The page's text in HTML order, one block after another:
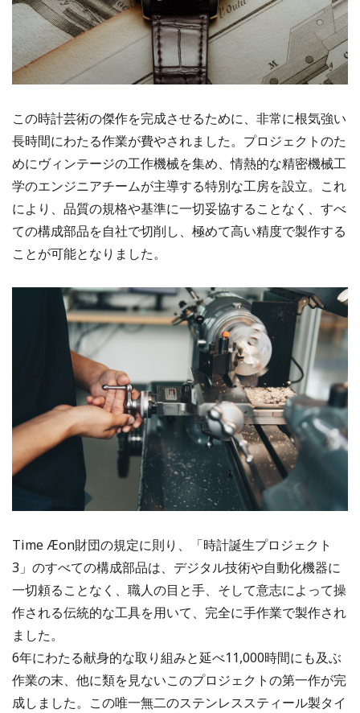
この時計芸術の傑作を完成させるために、非常に根気強い
長時間にわたる作業が費やされました。プロジェクトのた
めにヴィンテージの工作機械を集め、情熱的な精密機械工
学のエンジニアチームが主導する特別な工房を設立。これ
により、品質の規格や基準に一切妥協することなく、すべ
ての構成部品を自社で切削し、極めて高い精度で製作する
ことが可能となりました。
Time Æon財団の規定に則り、「時計誕生プロジェクト
3」のすべての構成部品は、デジタル技術や自動化機器に
一切頼ることなく、職人の目と手、そして意志によって操
作される伝統的な工具を用いて、完全に手作業で製作され
ました。
6年にわたる献身的な取り組みと延べ11,000時間にも及ぶ
作業の末、他に類を見ないこのプロジェクトの第一作が完
成しました。この唯一無二のステンレススティール製タイ